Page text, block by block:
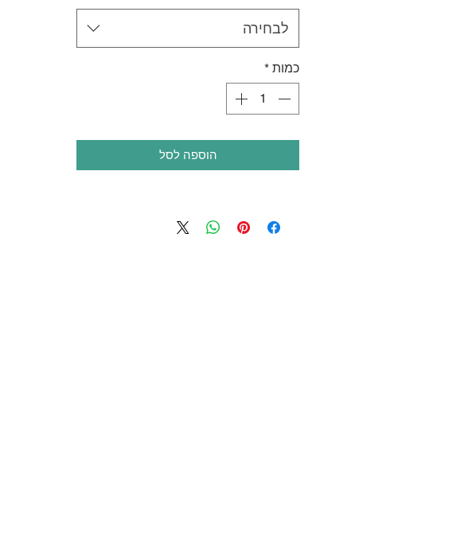
לבחירה
כמות *
הוספה לסל